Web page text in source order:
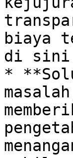
biaya
di
*